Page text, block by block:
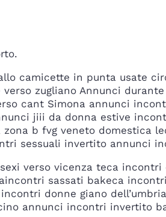
camicette in punta usate
zugliano Annunci
cant Simona annunci
jiii da donna estive
b fvg veneto domestica
sessuali invertito annunci
verso vicenza teca incontri
sassati bakeca
donne giano
annunci incontri invertito